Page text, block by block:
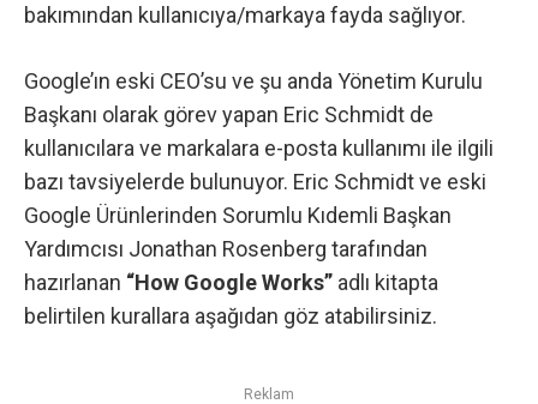
bakımından kullanıcıya/markaya fayda sağlıyor.
Google’ın eski CEO’su ve şu anda Yönetim Kurulu
Başkanı olarak görev yapan Eric Schmidt de
kullanıcılara ve markalara e-posta kullanımı ile ilgili
bazı tavsiyelerde bulunuyor. Eric Schmidt ve eski
Google Ürünlerinden Sorumlu Kıdemli Başkan
Yardımcısı Jonathan Rosenberg tarafından
hazırlanan “How Google Works” adlı kitapta
belirtilen kurallara aşağıdan göz atabilirsiniz.
Reklam